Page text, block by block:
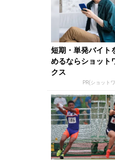
短期・単発バイト
めるならショット
クス
PR(ショット